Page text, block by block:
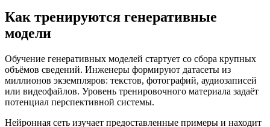
Как тренируются генеративные
модели
Обучение генеративных моделей стартует со сбора крупных
объёмов сведений. Инженеры формируют датасеты из
миллионов экземпляров: текстов, фотографий, аудиозаписей
или видеофайлов. Уровень тренировочного материала задаёт
потенциал перспективной системы.
Нейронная сеть изучает предоставленные примеры и находит